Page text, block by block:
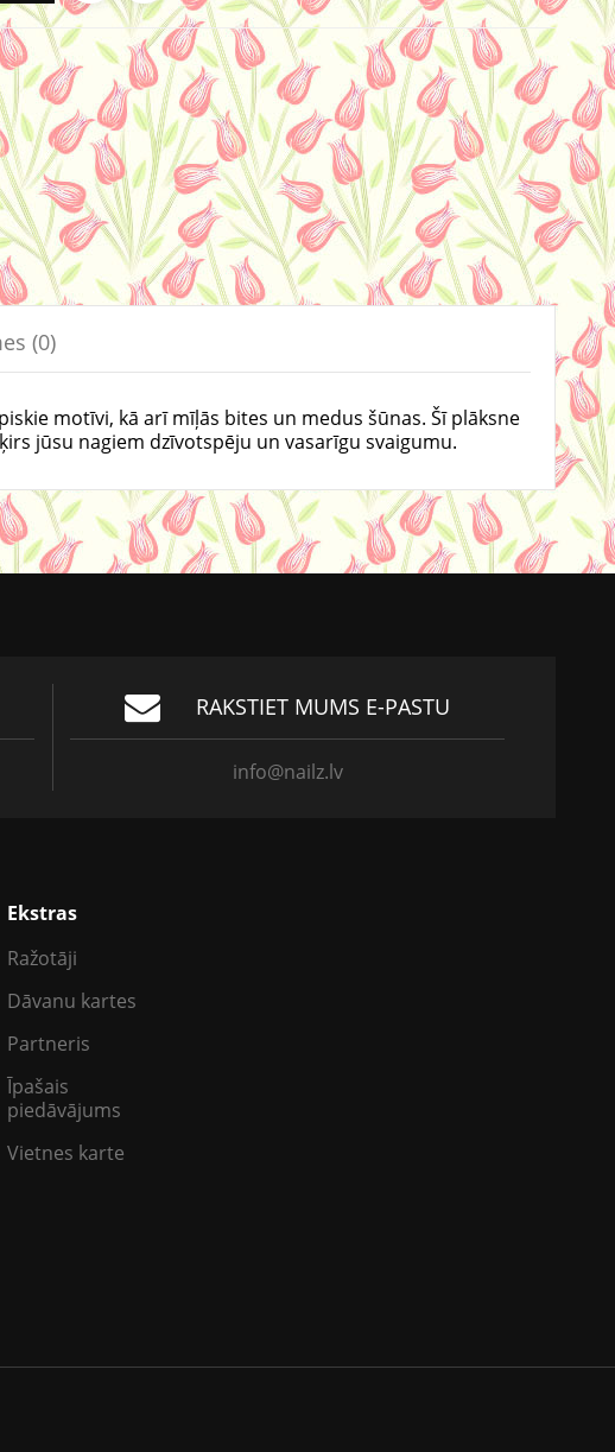
(0)
motīvi, kā arī mīļās bites un medus šūnas. Šī plāksne
jūsu nagiem dzīvotspēju un vasarīgu svaigumu.
RAKSTIET MUMS E-PASTU
info@nailz.lv
Ekstras
Ražotāji
Dāvanu kartes
Partneris
Īpašais
piedāvājums
Vietnes karte